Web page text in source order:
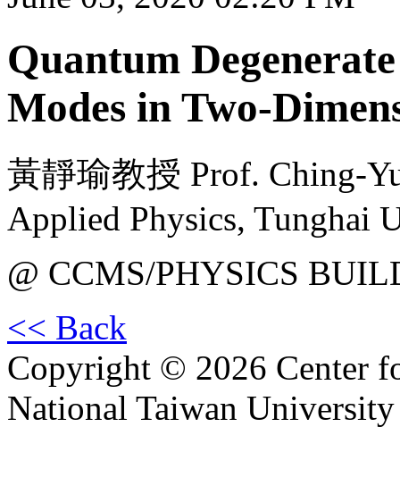
Quantum
Modes in Two-
黃靜瑜教授 Prof. Ching-
Applied Physics, Tunghai
@ CCMS/PHYSICS
<< Back
Copyright © 2026 Center
National Taiwan University